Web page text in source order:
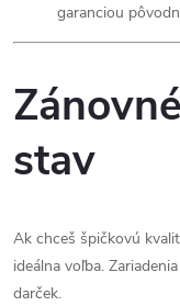
garanciou
stav
Ak chceš špičkovú
ideálna voľba.
darček.